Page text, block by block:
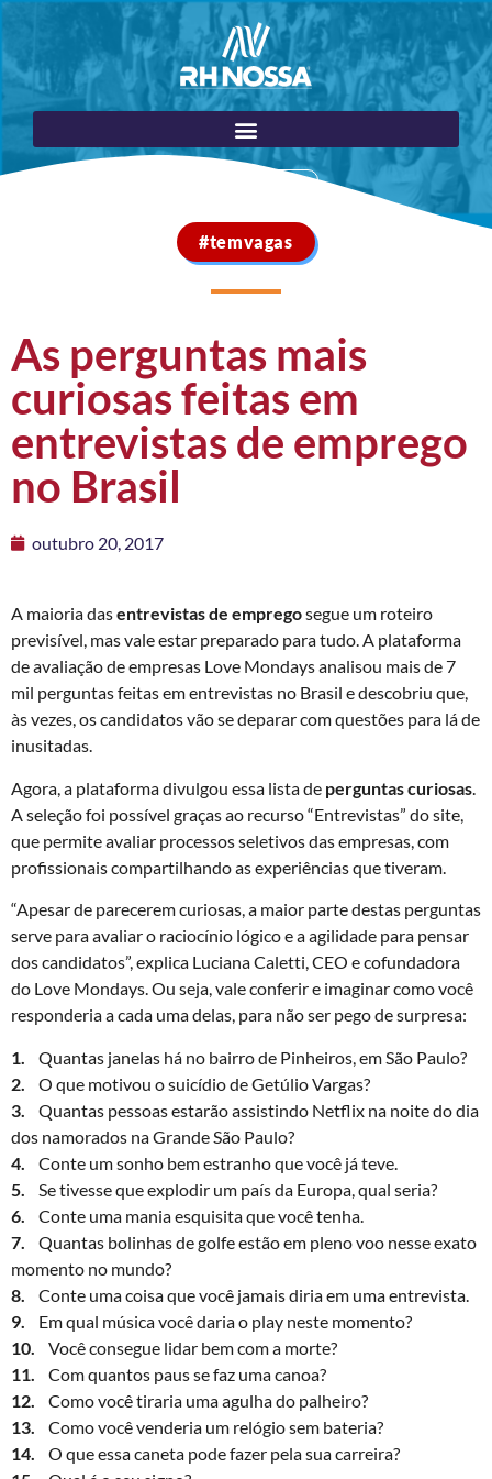
#temvagas
As perguntas mais
curiosas feitas em
entrevistas de emprego
no Brasil
outubro 20, 2017
A maioria dasentrevistas de empregosegue um roteiro
previsível, mas vale estar preparado para tudo. A plataforma
de avaliação de empresas Love Mondays analisou mais de 7
mil perguntas feitas em entrevistas no Brasil e descobriu que,
às vezes, os candidatos vão se deparar com questões para lá de
inusitadas.
Agora, a plataforma divulgou essa lista de perguntas curiosas
A seleção foi possível graças ao recurso “Entrevistas” do site,
que permite avaliar processos seletivos das empresas, com
profissionais compartilhando as experiências que tiveram.
“Apesar de parecerem curiosas, a maior parte destas perguntas
serve para avaliar o raciocínio lógico e a agilidade para pensar
dos candidatos”, explica Luciana Caletti, CEO e cofundadora
do Love Mondays. Ou seja, vale conferir e imaginar como você
responderia a cada uma delas, para não ser pego de surpresa:
1. Quantas janelas há no bairro de Pinheiros, em São Paulo?
2. O que motivou o suicídio de Getúlio Vargas?
3.
Quantas pessoas estarão assistindo Netflix na noite do dia
dos namorados na Grande São Paulo?
4. Conte um sonho bem estranho que você já teve.
5. Se tivesse que explodir um país da Europa, qual seria?
6. Conte uma mania esquisita que você tenha.
7.
Quantas bolinhas de golfe estão em pleno voo nesse exato
momento no mundo?
8. Conte uma coisa que você jamais diria em uma entrevista.
9. Em qual música você daria o play neste momento?
10. Você consegue lidar bem com a morte?
11.
Com quantos paus se faz uma canoa?
12. Como você tiraria uma agulha do palheiro?
13. Como você venderia um relógio sem bateria?
14. O que essa caneta pode fazer pela sua carreira?